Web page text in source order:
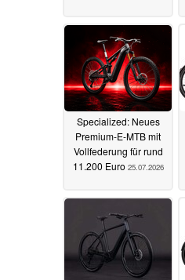
Specialized: Neues
Premium-E-MTB mit
Vollfederung für rund
11.200 Euro 25.07.2026